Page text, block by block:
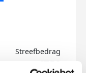
Streefbedrag
€750